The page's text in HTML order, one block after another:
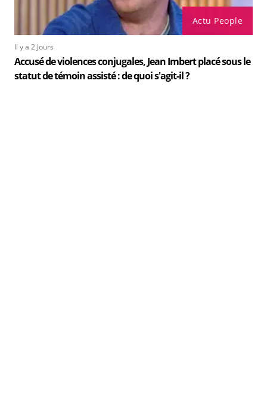
Actu People
Il y a 2 Jours
Accusé de violences conjugales, Jean Imbert placé sous le
statut de témoin assisté : de quoi s'agit-il ?